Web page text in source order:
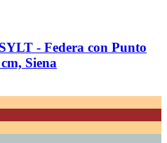
SYLT -​ Federa con Punto
Siena